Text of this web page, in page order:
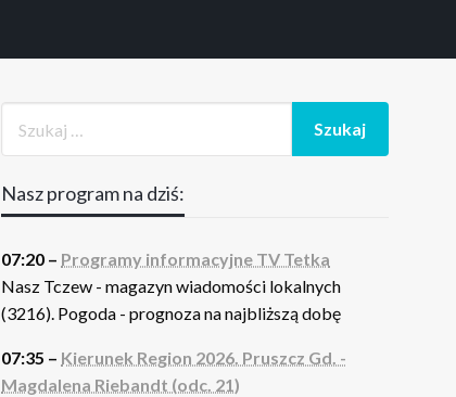
Nasz program na dziś:
07:20 – Programy informacyjne TV Tetka
Nasz Tczew - magazyn wiadomości lokalnych
(3216). Pogoda - prognoza na najbliższą dobę
07:35 – Kierunek Region 2026. Pruszcz Gd. -
Magdalena Riebandt (odc. 21)